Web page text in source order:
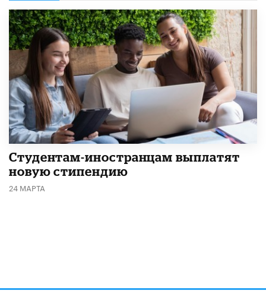
Студентам-иностранцам выплатят
новую стипендию
24 МАРТА